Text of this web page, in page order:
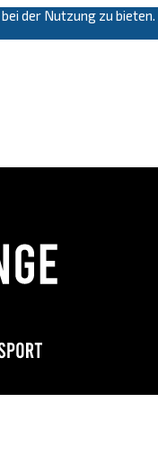
der Nutzung zu bieten.